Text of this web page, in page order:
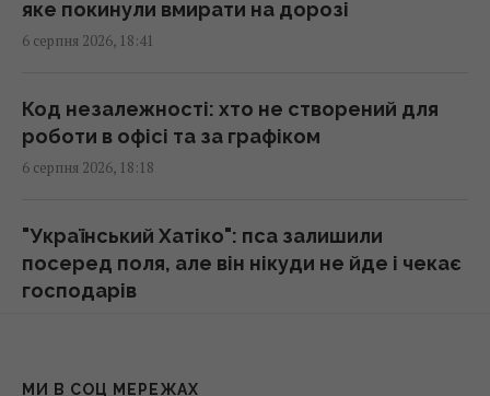
це робить
18:30 четвер, 06 серпня 2026
Податкова служба передасть Міноборони
дані про чоловіків 18–60 років: що вирішив
уряд
У Польщі анонсували плани з масової
депортації українців, - ЗМІ
яке покинули вмирати на дорозі
6 серпня 2026, 18:41
Код незалежності: хто не створений для
роботи в офісі та за графіком
6 серпня 2026, 18:18
"Український Хатіко": пса залишили
посеред поля, але він нікуди не йде і чекає
господарів
Відомий український актор розповів,
МИ В СОЦ МЕРЕЖАХ